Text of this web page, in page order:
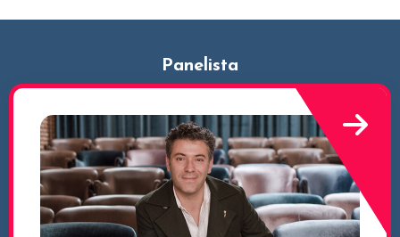
Panelista